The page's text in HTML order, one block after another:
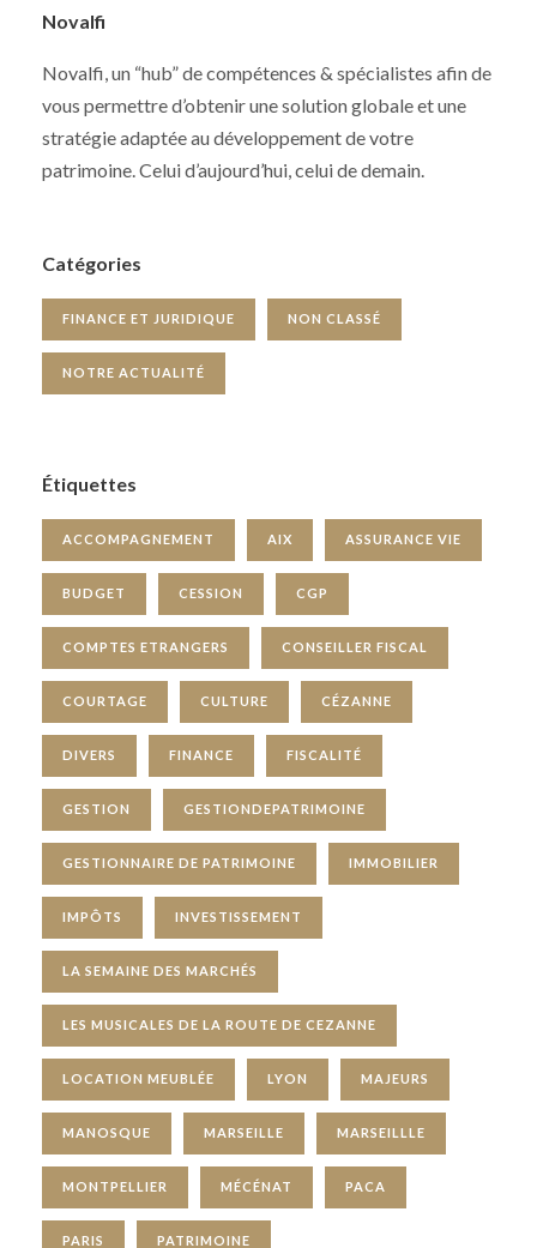
Novalfi
Novalfi, un “hub” de compétences & spécialistes afin de
vous permettre d’obtenir une solution globale et une
stratégie adaptée au développement de votre
patrimoine. Celui d’aujourd’hui, celui de demain.
Catégories
FINANCE ET JURIDIQUE NON CLASSÉ
NOTRE ACTUALITÉ
Étiquettes
ACCOMPAGNEMENT AIX ASSURANCE VIE
BUDGET CESSION CGP
COMPTES ETRANGERS CONSEILLER FISCAL
COURTAGE CULTURE CÉZANNE
DIVERS FINANCE FISCALITÉ
GESTION GESTIONDEPATRIMOINE
GESTIONNAIRE DE PATRIMOINE IMMOBILIER
IMPÔTS INVESTISSEMENT
LA SEMAINE DES MARCHÉS
LES MUSICALES DE LA ROUTE DE CEZANNE
LOCATION MEUBLÉE LYON MAJEURS
MANOSQUE MARSEILLE MARSEILLLE
MONTPELLIER MÉCÉNAT PACA
PARIS PATRIMOINE